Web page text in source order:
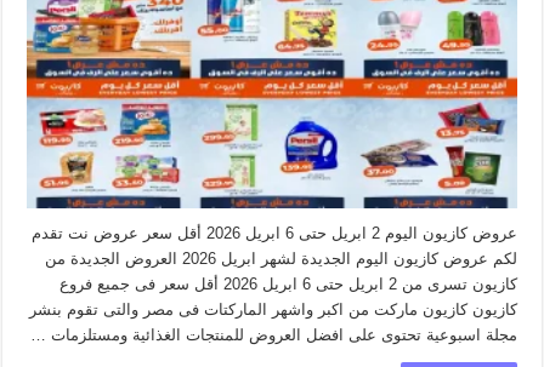
عروض كازيون اليوم 2 ابريل حتى 6 ابريل 2026 أقل سعر عروض نت تقدم
لكم عروض كازيون اليوم الجديدة لشهر ابريل 2026 العروض الجديدة من
كازيون تسرى من 2 ابريل حتى 6 ابريل 2026 أقل سعر فى جميع فروع
كازيون كازيون ماركت من اكبر واشهر الماركتات فى مصر والتى تقوم بنشر
مجلة اسبوعية تحتوى على افضل العروض للمنتجات الغذائية ومستلزمات …